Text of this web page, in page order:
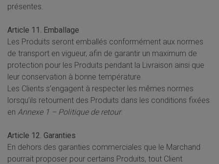
présentes.
Article 11. Emballage
Les Produits seront emballés conformément aux normes
de transport en vigueur, afin de garantir un maximum de
protection pour les Produits pendant la Livraison ainsi que
leur conservation à bonne température.
Les Clients s’engagent à respecter les mêmes normes
lorsqu’ils retournent des Produits dans les conditions fixées
en Annexe 1 – Politique de retour.
Article 12. Garanties
En dehors des garanties commerciales que le Marchand
pourrait proposer pour certains Produits, tout Client